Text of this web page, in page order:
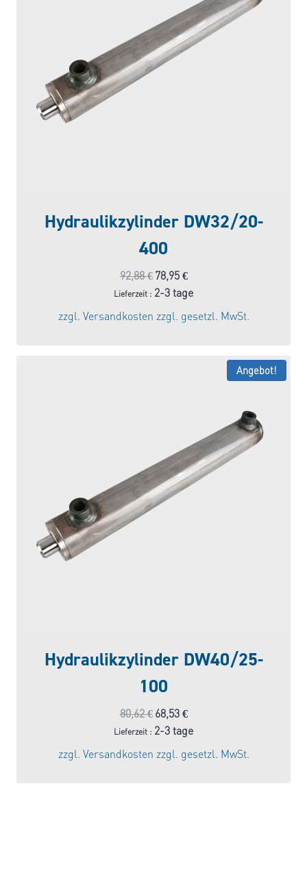
Hydraulikzylinder DW32/20-
400
92,88€ Ursprünglicher
Preis
war:
92,88 €
78,95 €Aktueller
Preis
Lieferzeit : 2-3 tage
zzgl. Versandkosten zzgl. gesetzl. MwSt.
Angebot!
Hydraulikzylinder DW40/25-
100
80,62€ Ursprünglicher
Preis
war:
80,62 €
68,53 €Aktueller
Preis
Lieferzeit : 2-3 tage
zzgl. Versandkosten zzgl. gesetzl. MwSt.